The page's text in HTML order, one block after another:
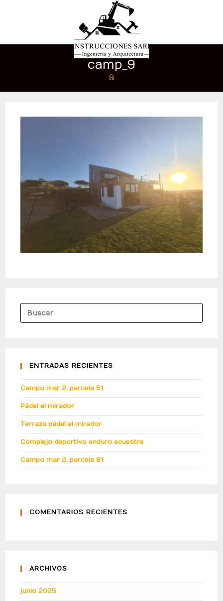
camp_9
ENTRADAS RECIENTES
Campo mar 2, parcela 51
Pádel el mirador
Terraza pádel el mirador
Complejo deportivo enduro ecuestre
Campo mar 2, parcela 81
COMENTARIOS RECIENTES
ARCHIVOS
junio 2025